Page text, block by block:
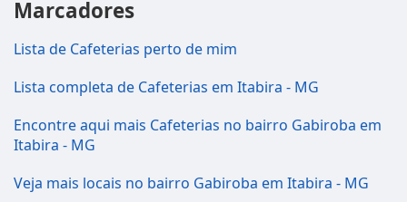
Marcadores
Lista de Cafeterias perto de mim
Lista completa de Cafeterias em Itabira - MG
Encontre aqui mais Cafeterias no bairro Gabiroba em
Itabira - MG
Veja mais locais no bairro Gabiroba em Itabira - MG